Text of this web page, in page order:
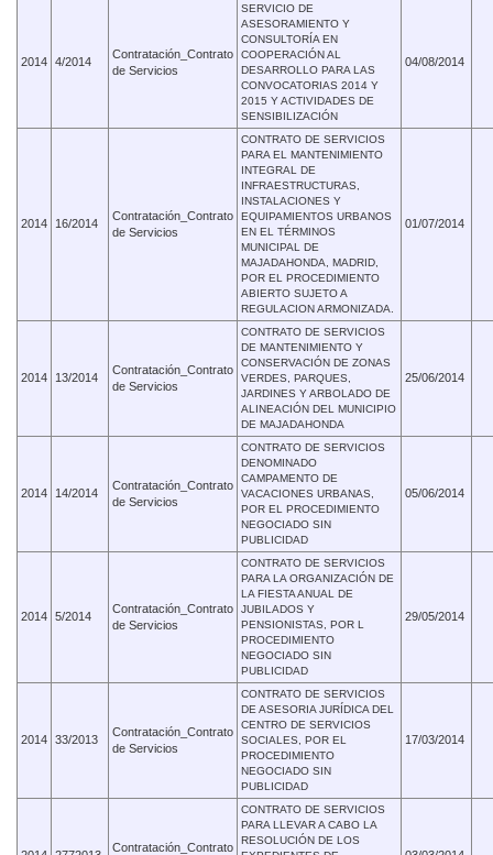
2014 4/2014
Contratación_Contrato
de Servicios
SERVICIO DE
ASESORAMIENTO Y
CONSULTORÍA EN
COOPERACIÓN AL
DESARROLLO PARA LAS
CONVOCATORIAS 2014 Y
2015 Y ACTIVIDADES DE
SENSIBILIZACIÓN
04/08/2014
2014 16/2014
Contratación_Contrato
de Servicios
CONTRATO DE SERVICIOS
PARA EL MANTENIMIENTO
INTEGRAL DE
INFRAESTRUCTURAS,
INSTALACIONES Y
EQUIPAMIENTOS URBANOS
EN EL TÉRMINOS
MUNICIPAL DE
MAJADAHONDA, MADRID,
POR EL PROCEDIMIENTO
ABIERTO SUJETO A
REGULACION ARMONIZADA.
01/07/2014
2014 13/2014
Contratación_Contrato
de Servicios
CONTRATO DE SERVICIOS
DE MANTENIMIENTO Y
CONSERVACIÓN DE ZONAS
VERDES, PARQUES,
JARDINES Y ARBOLADO DE
ALINEACIÓN DEL MUNICIPIO
DE MAJADAHONDA
25/06/2014
2014 14/2014
Contratación_Contrato
de Servicios
CONTRATO DE SERVICIOS
DENOMINADO
CAMPAMENTO DE
VACACIONES URBANAS,
POR EL PROCEDIMIENTO
NEGOCIADO SIN
PUBLICIDAD
05/06/2014
2014 5/2014
Contratación_Contrato
de Servicios
CONTRATO DE SERVICIOS
PARA LA ORGANIZACIÓN DE
LA FIESTA ANUAL DE
JUBILADOS Y
PENSIONISTAS, POR L
PROCEDIMIENTO
NEGOCIADO SIN
PUBLICIDAD
29/05/2014
2014 33/2013
Contratación_Contrato
de Servicios
CONTRATO DE SERVICIOS
DE ASESORIA JURÍDICA DEL
CENTRO DE SERVICIOS
SOCIALES, POR EL
PROCEDIMIENTO
NEGOCIADO SIN
PUBLICIDAD
17/03/2014
Contratación_Contrato
CONTRATO DE SERVICIOS
PARA LLEVAR A CABO LA
RESOLUCIÓN DE LOS